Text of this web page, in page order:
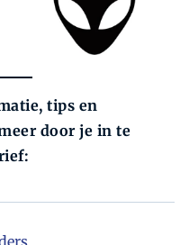
tips en
door je in te